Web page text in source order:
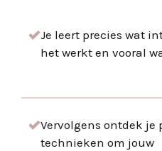
Je leert precies wat
het werkt en vooral
Vervolgens ontdek je
technieken om jouw